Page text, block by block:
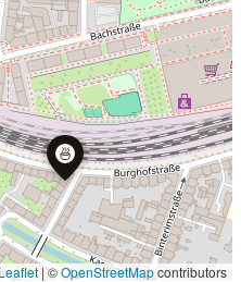
🍜
| ©OpenStreetMapcontributors